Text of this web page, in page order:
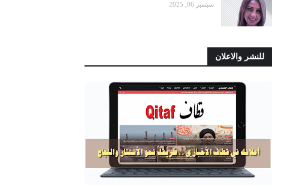
سبتمبر 06, 2025
للنشر والاعلان